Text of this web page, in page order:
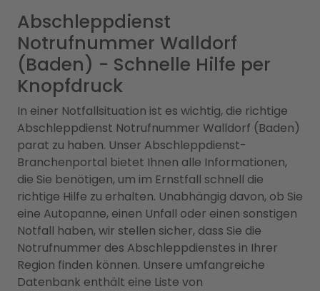
Abschleppdienst
Notrufnummer Walldorf
(Baden) - Schnelle Hilfe per
Knopfdruck
In einer Notfallsituation ist es wichtig, die richtige
Abschleppdienst Notrufnummer Walldorf (Baden)
parat zu haben. Unser Abschleppdienst-
Branchenportal bietet Ihnen alle Informationen,
die Sie benötigen, um im Ernstfall schnell die
richtige Hilfe zu erhalten. Unabhängig davon, ob Sie
eine Autopanne, einen Unfall oder einen sonstigen
Notfall haben, wir stellen sicher, dass Sie die
Notrufnummer des Abschleppdienstes in Ihrer
Region finden können. Unsere umfangreiche
Datenbank enthält eine Liste von